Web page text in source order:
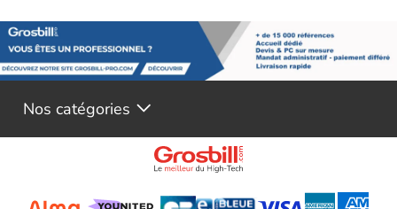
Nos catégories